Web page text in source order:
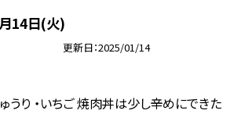
14日(火)
更新日 2025/01/14
うり ・いちご 焼肉丼は少し辛めにできた